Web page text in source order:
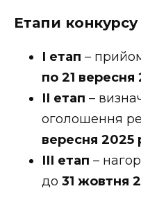
Етапи конкурсу
І етап –
по 21 вересня
ІІ етап –
оголошення
вересня 2025
ІІІ етап –
до 31 жовтня